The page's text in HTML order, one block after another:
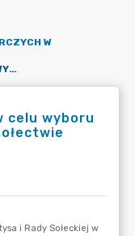
W
ZAWIADOMIENIE O ZEBRANIU W CELU WYBORU SOŁTYSA I RADY SOŁECKIEJ W SOŁECTWIE TRĘBANÓW
celu wyboru